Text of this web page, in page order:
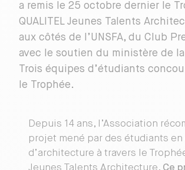
a remis le 25 octobre dernier le
QUALITEL Jeunes Talents
aux côtés de l’UNSFA, du Club
avec le soutien du ministère de
Trois équipes d’étudiants
le Trophée.
Depuis 14 ans, l’Association
projet mené par des étudiants en
d’architecture à travers le